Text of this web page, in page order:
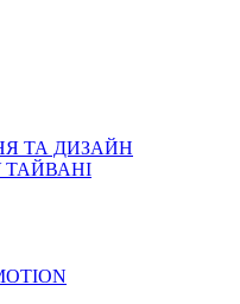
ТА ДИЗАЙН